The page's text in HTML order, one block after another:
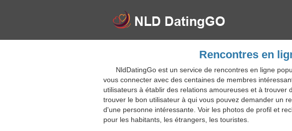
Rencontres en
NldDatingGo est un service de rencontres en ligne
vous connecter avec des centaines de membres
utilisateurs à établir des relations amoureuses et à
trouver le bon utilisateur à qui vous pouvez demander un
d'une personne intéressante. Voir les photos de profil et
pour les habitants, les étrangers, les touristes.